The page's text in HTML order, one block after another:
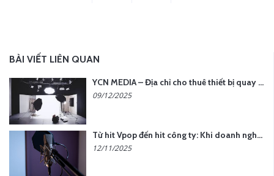
BÀI VIẾT LIÊN QUAN
YCN MEDIA – Địa chỉ cho thuê thiết bị quay chụp uy tín tại Hà Nội
09/12/2025
Từ hit Vpop đến hit công ty: Khi doanh nghiệp muốn tạo dấu ấn với lời hát riêng
12/11/2025